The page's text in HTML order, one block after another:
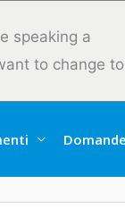
speaking a
to change